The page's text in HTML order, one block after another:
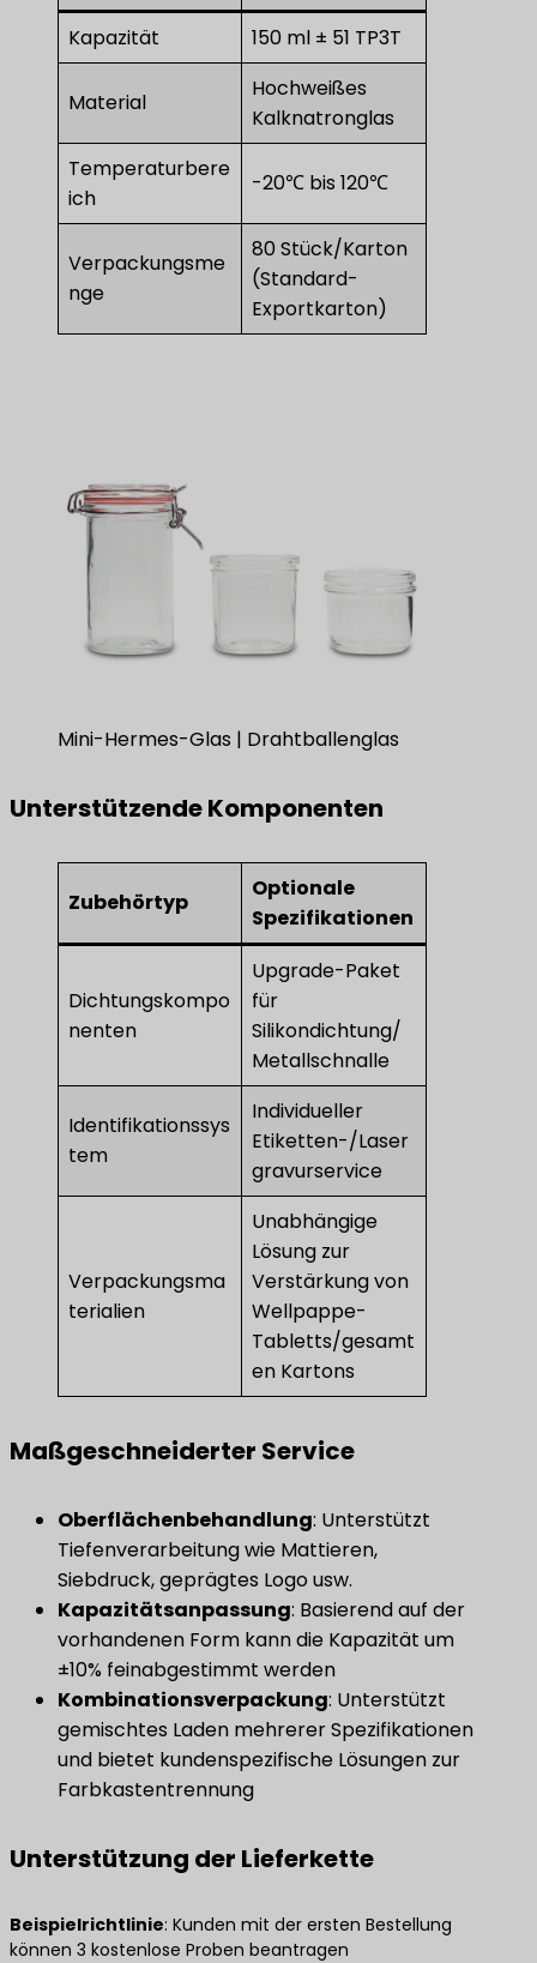
Kapazität 150 ml ± 51 TP3T
Material
Hochweißes
Kalknatronglas
Temperaturbere
ich
-20℃ bis 120℃
Verpackungsme
nge
80 Stück/Karton
(Standard-
Exportkarton)
Mini-Hermes-Glas | Drahtballenglas
Unterstützende Komponenten
Zubehörtyp
Optionale
Spezifikationen
Dichtungskompo
nenten
Upgrade-Paket
für
Silikondichtung/
Metallschnalle
Identifikationssys
tem
Individueller
Etiketten-/Laser
gravurservice
Verpackungsma
terialien
Unabhängige
Lösung zur
Verstärkung von
Wellpappe-
Tabletts/gesamt
en Kartons
Maßgeschneiderter Service
Oberflächenbehandlung​: Unterstützt
Tiefenverarbeitung wie Mattieren,
Siebdruck, geprägtes Logo usw.
Kapazitätsanpassung​: Basierend auf der
vorhandenen Form kann die Kapazität um
±10% feinabgestimmt werden
​Kombinationsverpackung​​: Unterstützt
gemischtes Laden mehrerer Spezifikationen
und bietet kundenspezifische Lösungen zur
Farbkastentrennung
Unterstützung der Lieferkette
Beispielrichtlinie​: Kunden mit der ersten Bestellung
können 3 kostenlose Proben beantragen